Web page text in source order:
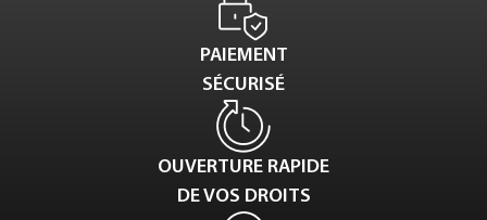
PAIEMENT
SÉCURISÉ
OUVERTURE RAPIDE
DE VOS DROITS